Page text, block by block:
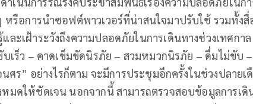
หรือการนำซอฟต์พาวเวอร์ที่น่าสนใจมาปรับใช้ รวมทั้งสื่
ละเฝ้าระวังถึงความปลอดภัยในการเดินทางช่วงเทศกาล
เร็ว – คาดเข็มขัดนิรภัย – สวมหมวกนิรภัย – ดื่มไม่ขับ
ศร” อย่างไรก็ตาม จะมีการประชุมอีกครั้งในช่วงปลายเ
มดให้ชัดเจน นอกจากนี้ สามารถตรวจสอบข้อมูลการเดิ